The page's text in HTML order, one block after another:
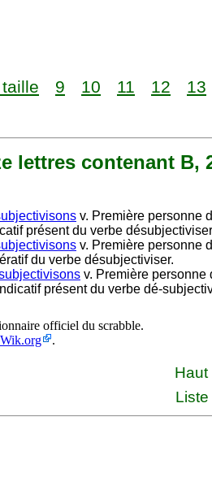
9 10 11 12 13
lettres contenant B,
v. Première personne
présent du verbe
v. Première personne
du verbe désubjectiviser.
v. Première personne
présent du verbe dé-
officiel du scrabble.
.
Haut